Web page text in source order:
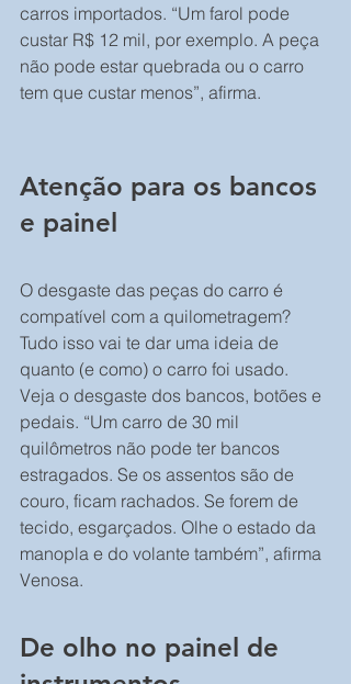
carros importados. “Um farol pode
custar R$ 12 mil, por exemplo. A peça
não pode estar quebrada ou o carro
tem que custar menos”, afirma.
Atenção para os bancos
e painel
O desgaste das peças do carro é
compatível com a quilometragem?
Tudo isso vai te dar uma ideia de
quanto (e como) o carro foi usado.
Veja o desgaste dos bancos, botões e
pedais. “Um carro de 30 mil
quilômetros não pode ter bancos
estragados. Se os assentos são de
couro, ficam rachados. Se forem de
tecido, esgarçados. Olhe o estado da
manopla e do volante também”, afirma
Venosa.
De olho no painel de